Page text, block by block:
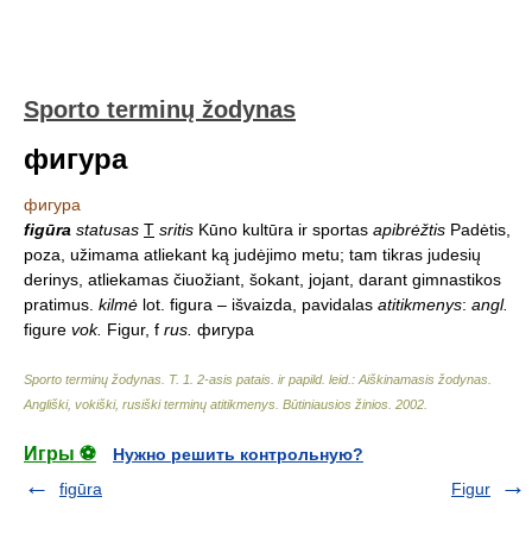
Sporto terminų žodynas
фигура
фигура
figūra statusas T sritis Kūno kultūra ir sportas apibrėžtis Padėtis,
poza, užimama atliekant ką judėjimo metu; tam tikras judesių
derinys, atliekamas čiuožiant, šokant, jojant, darant gimnastikos
pratimus. kilmė lot. figura – išvaizda, pavidalas atitikmenys: angl.
figure vok. Figur, f rus. фигура
Sporto terminų žodynas. T. 1. 2-asis patais. ir papild. leid.: Aiškinamasis žodynas.
Angliški, vokiški, rusiški terminų atitikmenys. Būtiniausios žinios 2002
Игры ⚽
Нужно решить контрольную?
figūra
Figur